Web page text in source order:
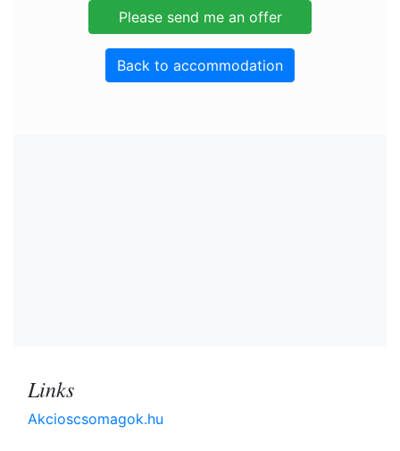
Back to accommodation
Links
Akcioscsomagok.hu